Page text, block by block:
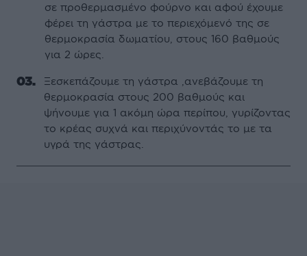
σε προθερμασμένο φούρνο και αφού έχουμε
φέρει τη γάστρα με το περιεχόμενό της σε
θερμοκρασία δωματίου, στους 160 βαθμούς
για 2 ώρες.
Ξεσκεπάζουμε τη γάστρα ,ανεβάζουμε τη
θερμοκρασία στους 200 βαθμούς και
ψήνουμε για 1 ακόμη ώρα περίπου, γυρίζοντας
το κρέας συχνά και περιχύνοντάς το με τα
υγρά της γάστρας.